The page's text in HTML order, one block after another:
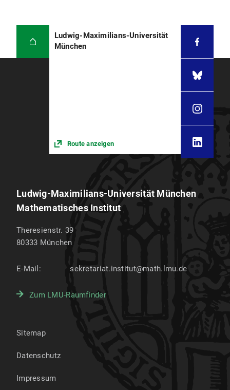
Ludwig-Maximilians-Universität
München
Route anzeigen
Ludwig-Maximilians-Universität München
Mathematisches Institut
Theresienstr. 39
80333 München
E-Mail: sekretariat.institut@math.lmu.de
Zum LMU-Raumfinder
Sitemap
Datenschutz
Impressum